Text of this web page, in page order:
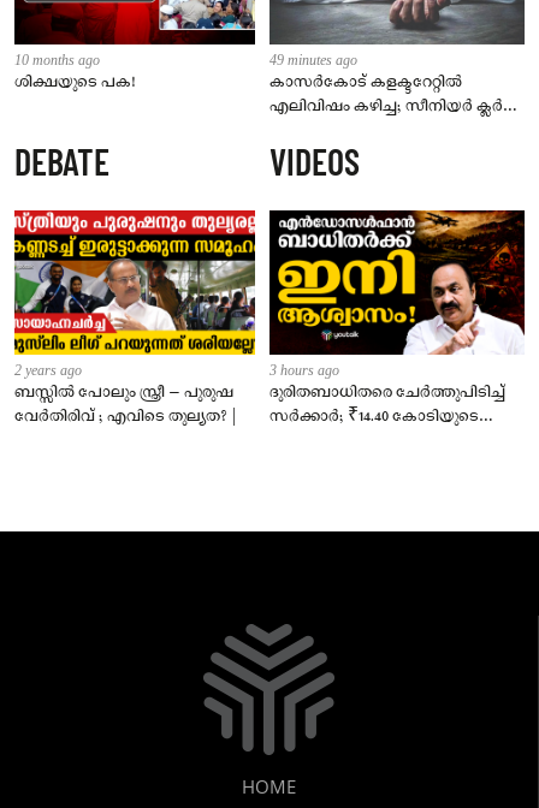
10 months ago
ശിക്ഷയുടെ പക!
49 minutes ago
കാസർകോട് കളക്ടറേറ്റിൽ
എലിവിഷം കഴിച്ച; സീനിയർ ക്ലർക്ക്
DEBATE
2 years ago
ബസ്സിൽ പോലും സ്ത്രീ – പുരുഷ
വേർതിരിവ് ; എവിടെ തുല്യത? |
VIDEOS
3 hours ago
ദുരിതബാധിതരെ ചേർത്തുപിടിച്ച്
സർക്കാർ; ₹14.40 കോടിയുടെ
HOME